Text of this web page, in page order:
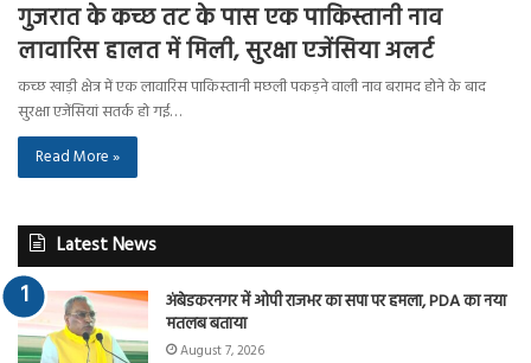
गुजरात के कच्छ तट के पास एक पाकिस्तानी नाव
लावारिस हालत में मिली, सुरक्षा एजेंसिया अलर्ट
कच्छ खाड़ी क्षेत्र में एक लावारिस पाकिस्तानी मछली पकड़ने वाली नाव बरामद होने के बाद
सुरक्षा एजेंसियां ​​सतर्क हो गई…
Read More »
Latest News
अंबेडकरनगर में ओपी राजभर का सपा पर हमला, PDA का नया
मतलब बताया
August 7, 2026